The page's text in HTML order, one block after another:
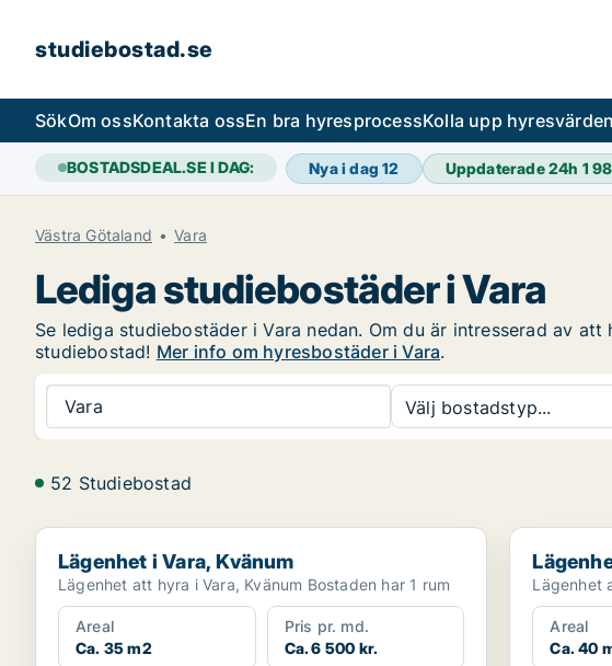
studiebostad.se
SökOm ossKontakta ossEn bra hyresprocessKolla upp
BOSTADSDEAL.SE I DAG: Nya i dag12 Uppdaterade 24h 1
Västra Götaland Vara
Lediga studiebostäder i Vara
Se lediga studiebostäder i Vara nedan. Om du är intresserad av
studiebostad! Mer info om hyresbostäder i Vara.
Vara Välj bostadstyp...
52 Studiebostad
Lägenhet i Vara, Kvänum
Lägenhet i Vara, Kvänum
Lägenhet att hyra i Vara, Kvänum Bostaden har 1 rum
Areal
Ca. 35 m2
Pris pr. md.
Ca. 6 500 kr.
Lägenhet i
Areal
Ca. 40